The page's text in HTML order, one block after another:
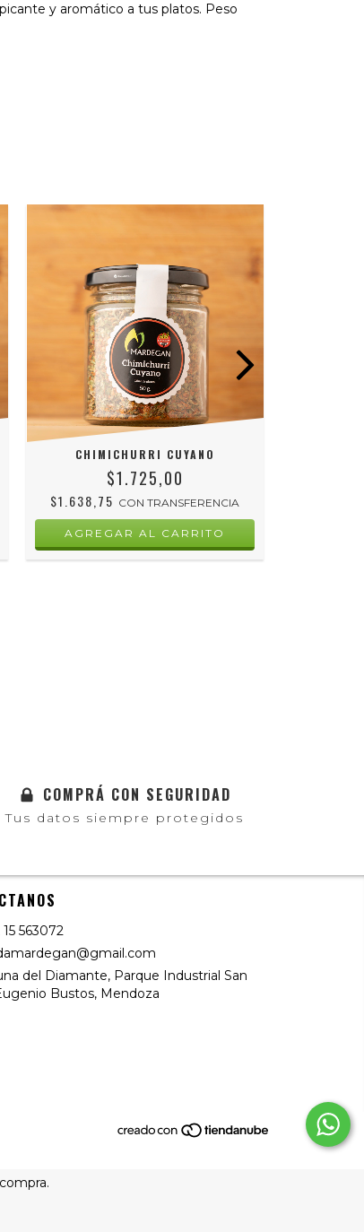
y aromático a tus platos. Peso
CHIMICHURRI CUYANO
$1.725,00
$1.638,75 CON TRANSFERENCIA
COMPRÁ CON SEGURIDAD
Tus datos siempre protegidos
15 563072
del Diamante, Parque Industrial San
Bustos, Mendoza